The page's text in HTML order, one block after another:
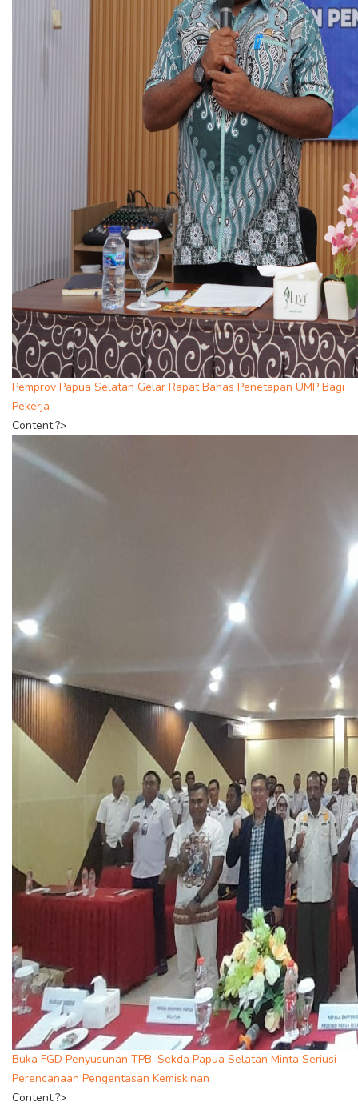
Pemprov Papua Selatan Gelar Rapat Bahas Penetapan UMP Bagi
Pekerja
Content;?>
Buka FGD Penyusunan TPB, Sekda Papua Selatan Minta Seriusi
Perencanaan Pengentasan Kemiskinan
Content;?>